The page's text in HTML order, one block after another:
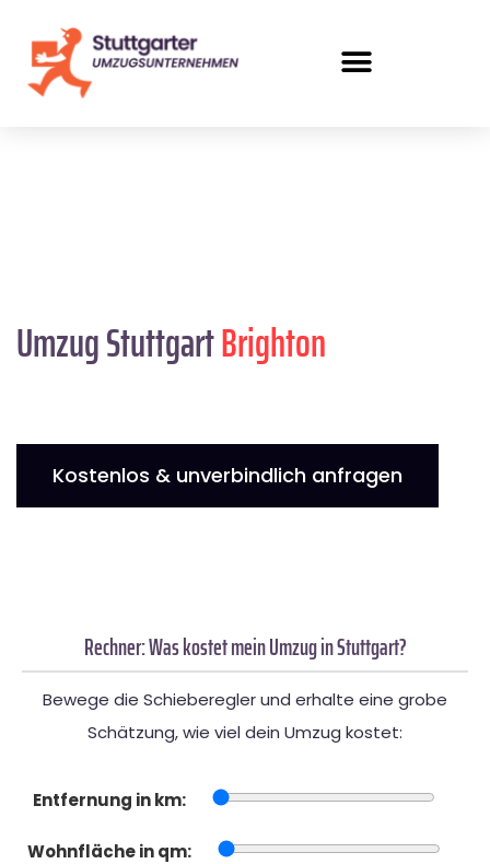
Umzug StuttgartBrighton
Kostenlos & unverbindlich anfragen
Rechner: Was kostet mein Umzug in Stuttgart?
Bewege die Schieberegler und erhalte eine grobe
Schätzung, wie viel dein Umzug kostet:
Entfernung in km:
Wohnfläche in qm: